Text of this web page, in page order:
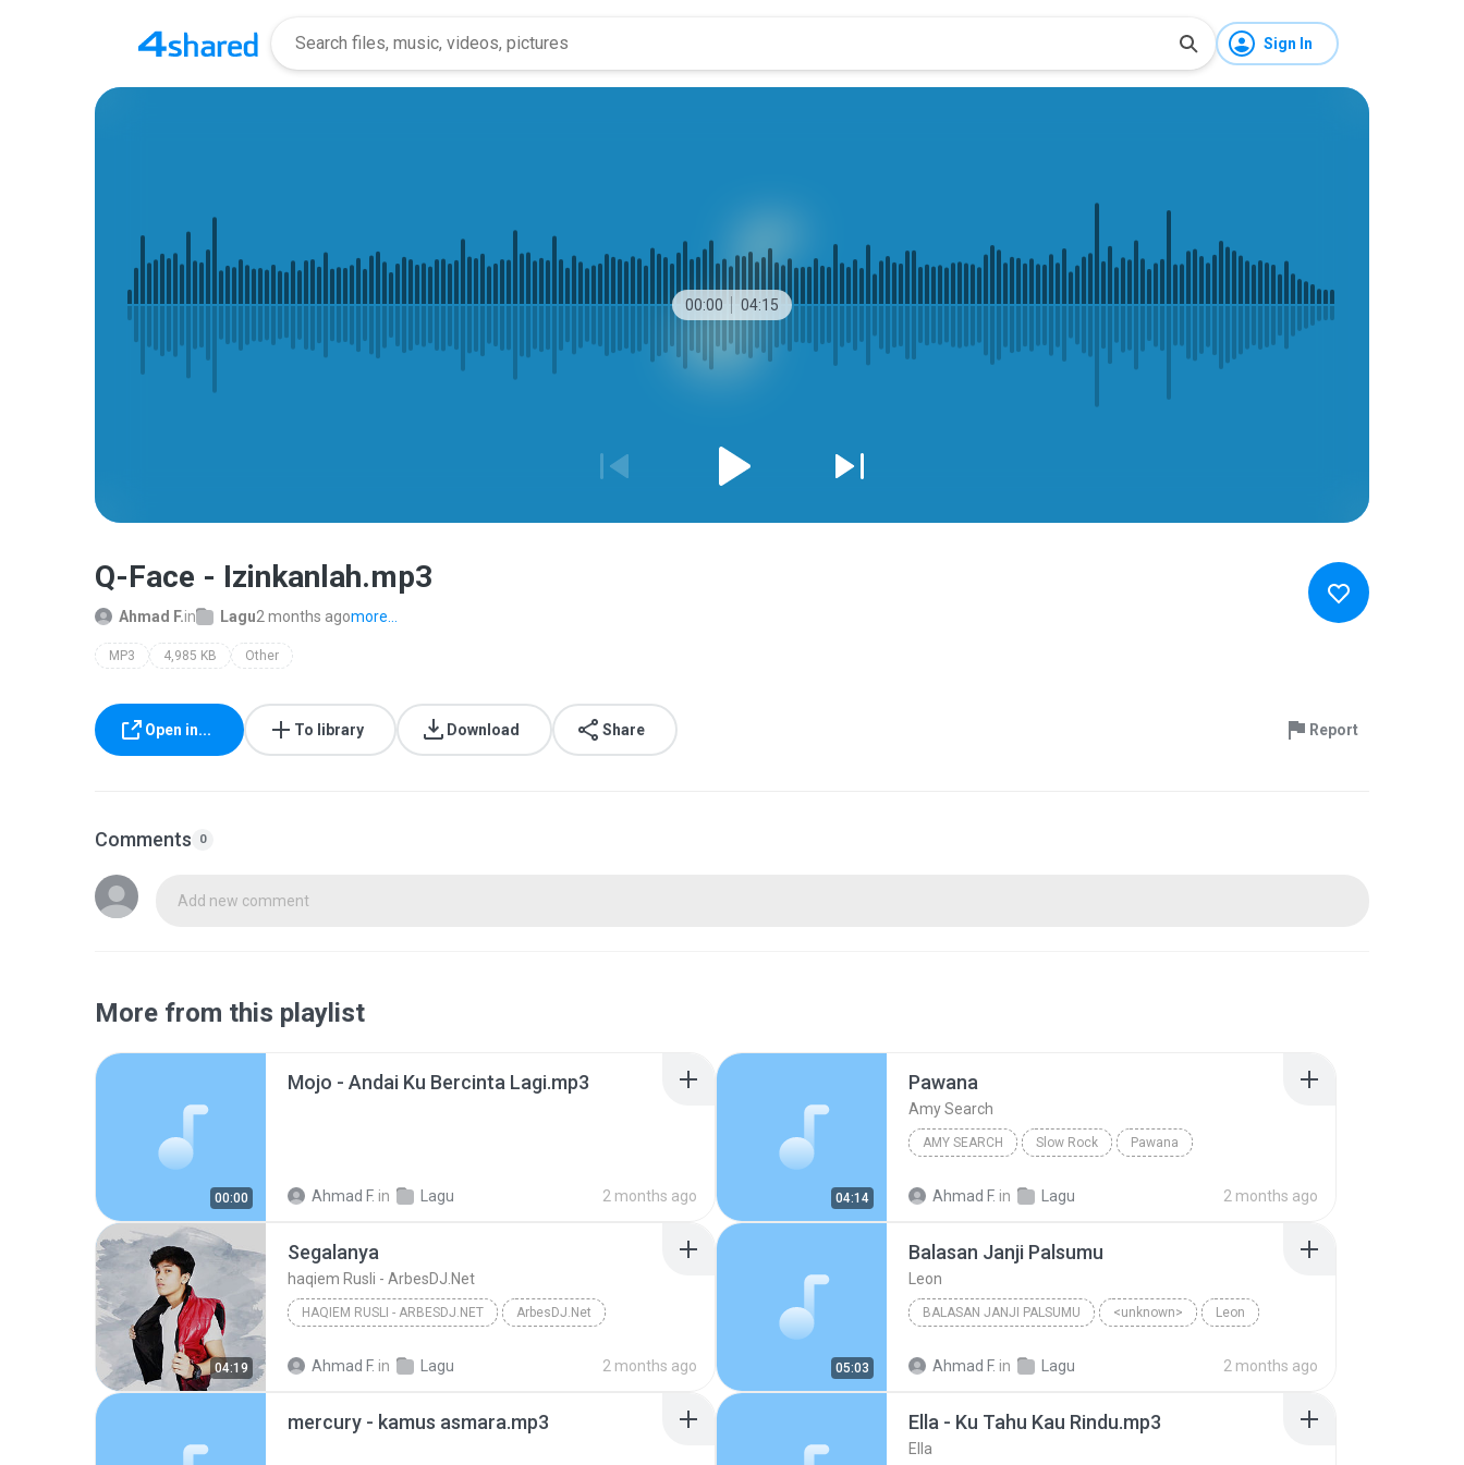
Sign In
00:00 04:15
Q-Face - Izinkanlah.mp3
Ahmad F.in Lagu2 months agomore...
MP3 4,985 KB Other
Open in... To library Download Share Report
Comments 0
Add new comment
More from this playlist
00:00
Mojo - Andai Ku Bercinta Lagi.mp3
Ahmad F. in Lagu 2 months ago 04:14
Pawana
Amy Search
AMY SEARCH Slow Rock Pawana
Ahmad F. in Lagu 2 months ago
04:19
Segalanya
haqiem Rusli - ArbesDJ.Net
HAQIEM RUSLI - ARBESDJ.NET ArbesDJ.Net
Ahmad F. in Lagu 2 months ago 05:03
Balasan Janji Palsumu
Leon
BALASAN JANJI PALSUMU <unknown> Leon
Ahmad F. in Lagu 2 months ago
mercury - kamus asmara.mp3 Ella - Ku Tahu Kau Rindu.mp3
Ella